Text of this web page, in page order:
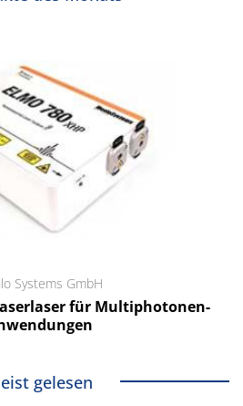
Systems GmbH
für Multiphotonen-
gelesen